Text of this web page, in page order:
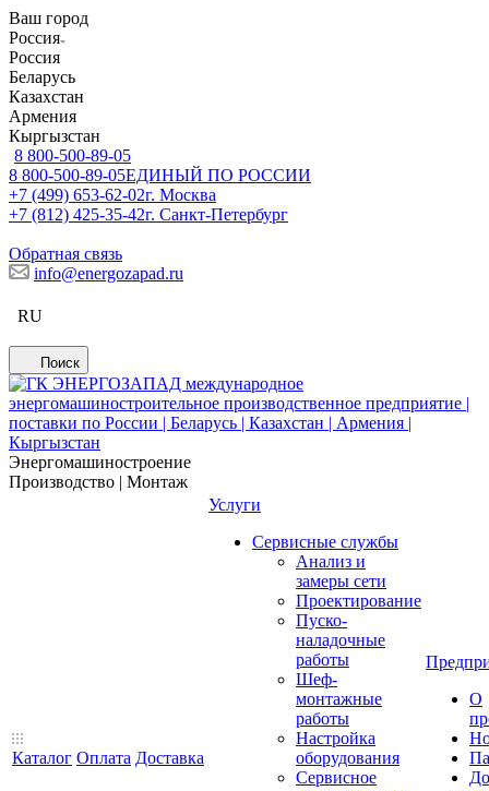
Ваш город
Россия
Россия
Беларусь
Казахстан
Армения
Кыргызстан
8 800-500-89-05
8 800-500-89-05ЕДИНЫЙ ПО РОССИИ
+7 (499) 653-62-02г. Москва
+7 (812) 425-35-42г. Санкт-Петербург
Обратная связь
info@energozapad.ru
RU
Поиск
Энергомашиностроение
Производство | Монтаж
Каталог Оплата Доставка
Услуги
Сервисные службы
Анализ и
замеры сети
Проектирование
Пуско-
наладочные
работы
Шеф-
монтажные
работы
Настройка
оборудования
Сервисное
О